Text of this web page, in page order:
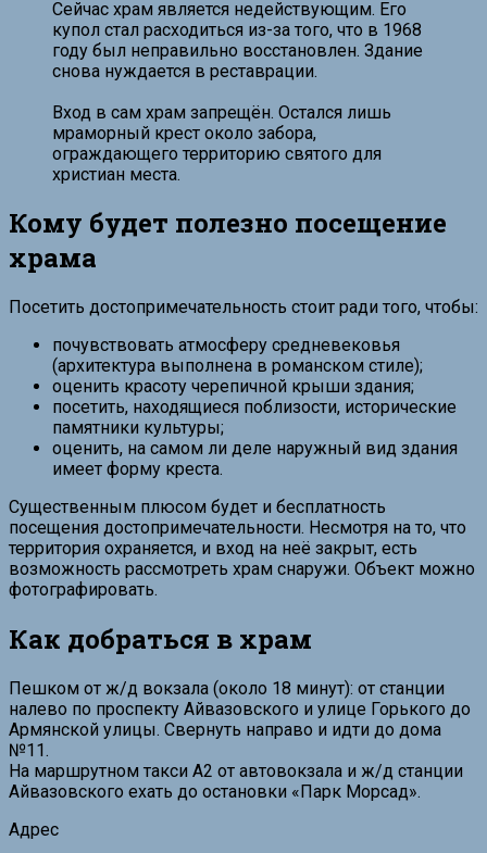
Сейчас храм является недействующим. Его
купол стал расходиться из-за того, что в 1968
году был неправильно восстановлен. Здание
снова нуждается в реставрации.
Вход в сам храм запрещён. Остался лишь
мраморный крест около забора,
ограждающего территорию святого для
христиан места.
Кому будет полезно посещение
храма
Посетить достопримечательность стоит ради того, чтобы:
почувствовать атмосферу средневековья
(архитектура выполнена в романском стиле);
оценить красоту черепичной крыши здания;
посетить, находящиеся поблизости, исторические
памятники культуры;
оценить, на самом ли деле наружный вид здания
имеет форму креста.
Существенным плюсом будет и бесплатность
посещения достопримечательности. Несмотря на то, что
территория охраняется, и вход на неё закрыт, есть
возможность рассмотреть храм снаружи. Объект можно
фотографировать.
Как добраться в храм
Пешком от ж/д вокзала (около 18 минут): от станции
налево по проспекту Айвазовского и улице Горького до
Армянской улицы. Свернуть направо и идти до дома
№11.
На маршрутном такси А2 от автовокзала и ж/д станции
Айвазовского ехать до остановки «Парк Морсад».
Адрес